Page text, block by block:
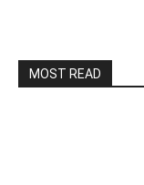
MOST READ